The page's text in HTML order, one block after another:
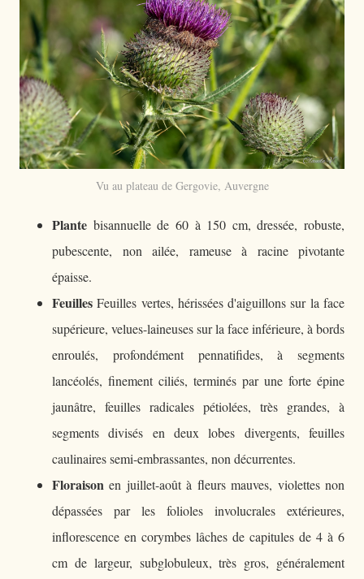
Vu au plateau de Gergovie, Auvergne
Plante bisannuelle de 60 à 150 cm, dressée, robuste,
pubescente, non ailée, rameuse à racine pivotante
épaisse.
Feuilles Feuilles vertes, hérissées d'aiguillons sur la face
supérieure, velues-laineuses sur la face inférieure, à bords
enroulés, profondément pennatifides, à segments
lancéolés, finement ciliés, terminés par une forte épine
jaunâtre, feuilles radicales pétiolées, très grandes, à
segments divisés en deux lobes divergents, feuilles
caulinaires semi-embrassantes, non décurrentes.
Floraison en juillet-août à fleurs mauves, violettes non
dépassées par les folioles involucrales extérieures,
inflorescence en corymbes lâches de capitules de 4 à 6
cm de largeur, subglobuleux, très gros, généralement